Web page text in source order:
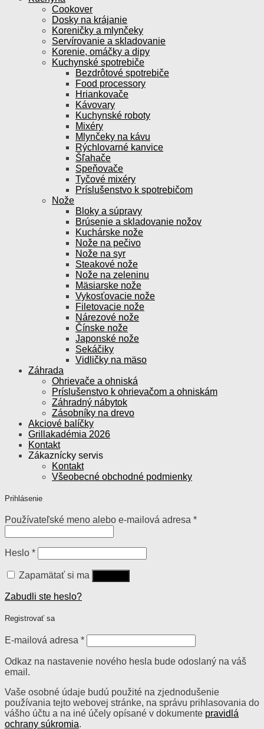
Cookover
Dosky na krájanie
Koreničky a mlynčeky
Servírovanie a skladovanie
Korenie, omáčky a dipy
Kuchynské spotrebiče
Bezdrôtové spotrebiče
Food processory
Hriankovače
Kávovary
Kuchynské roboty
Mixéry
Mlynčeky na kávu
Rýchlovarné kanvice
Šľahače
Speňovače
Tyčové mixéry
Príslušenstvo k spotrebičom
Nože
Bloky a súpravy
Brúsenie a skladovanie nožov
Kuchárske nože
Nože na pečivo
Nože na syr
Steakové nože
Nože na zeleninu
Mäsiarske nože
Vykosťovacie nože
Filetovacie nože
Nárezové nože
Čínske nože
Japonské nože
Sekáčiky
Vidličky na mäso
Záhrada
Ohrievače a ohniská
Príslušenstvo k ohrievačom a ohniskám
Záhradný nábytok
Zásobníky na drevo
Akciové balíčky
Grillakadémia 2026
Kontakt
Zákaznícky servis
Kontakt
Všeobecné obchodné podmienky
Prihlásenie
Používateľské meno alebo e-mailová adresa *
Heslo *
Zapamätať si ma
Zabudli ste heslo?
Registrovať sa
E-mailová adresa *
Odkaz na nastavenie nového hesla bude odoslaný na váš
email.
Vaše osobné údaje budú použité na zjednodušenie
používania tejto webovej stránke, na správu prihlasovania do
vášho účtu a na iné účely opísané v dokumente pravidlá
ochrany súkromia.